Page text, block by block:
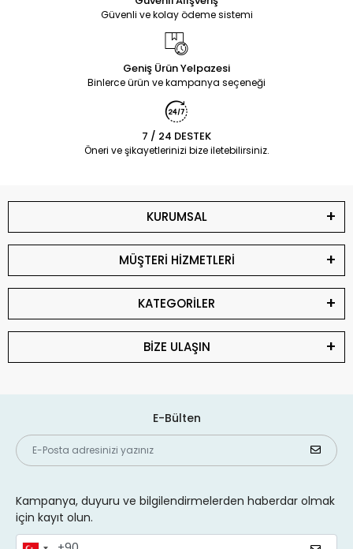
Güvenli ve kolay ödeme sistemi
Geniş Ürün Yelpazesi
Binlerce ürün ve kampanya seçeneği
7 / 24 DESTEK
Öneri ve şikayetlerinizi bize iletebilirsiniz.
KURUMSAL
MÜŞTERİ HİZMETLERİ
KATEGORİLER
BİZE ULAŞIN
E-Bülten
Kampanya, duyuru ve bilgilendirmelerden haberdar olmak
için kayıt olun.